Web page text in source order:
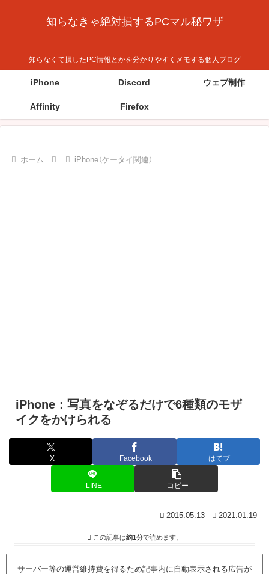
知らなきゃ絶対損するPCマル秘ワザ
知らなくて損したPC情報とかを分かりやすくメモする個人ブログ
iPhone Discord ウェブ制作
Affinity Firefox
ホーム iPhone（ケータイ関連）
iPhone：写真をなぞるだけで6種類のモザ
イクをかけられる
X Facebook はてブ
LINE コピー
2015.05.13 2021.01.19
この記事は約1分で読めます。
サーバー等の運営維持費を得るため記事内に自動表示される広告が